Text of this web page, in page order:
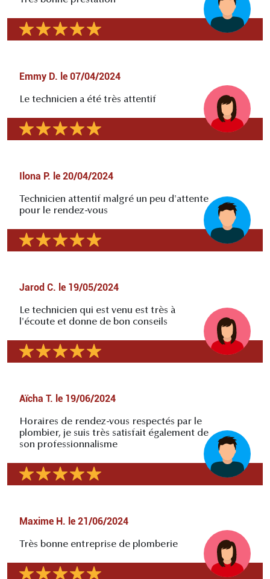
Emmy D. le 07/04/2024
Le technicien a été très attentif
Ilona P. le 20/04/2024
Technicien attentif malgré un peu d'attente
pour le rendez-vous
Jarod C. le 19/05/2024
Le technicien qui est venu est très à
l'écoute et donne de bon conseils
Aïcha T. le 19/06/2024
Horaires de rendez-vous respectés par le
plombier, je suis très satisfait également de
son professionnalisme
Maxime H. le 21/06/2024
Très bonne entreprise de plomberie